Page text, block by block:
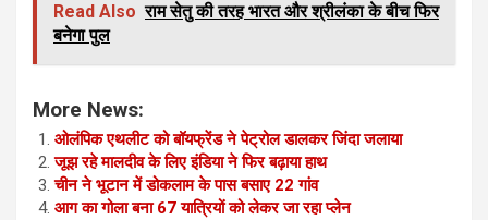
Read Also राम सेतु की तरह भारत और श्रीलंका के बीच फिर
बनेगा पुल
More News:
ओलंपिक एथलीट को बॉयफ्रेंड ने पेट्रोल डालकर जिंदा जलाया
जूझ रहे मालदीव के लिए इंडिया ने फिर बढ़ाया हाथ
चीन ने भूटान में डोकलाम के पास बसाए 22 गांव
आग का गोला बना 67 यात्रियों को लेकर जा रहा प्लेन